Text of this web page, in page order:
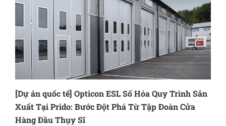
[Dự án quốc tế] Opticon ESL Số Hóa Quy Trình Sản
Xuất Tại Prido: Bước Đột Phá Từ Tập Đoàn Cửa
Hàng Đầu Thụy Sĩ